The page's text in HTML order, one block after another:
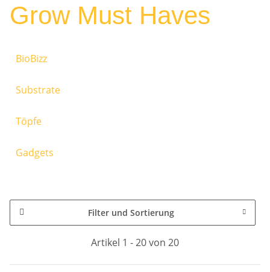
Grow Must Haves
BioBizz
Substrate
Töpfe
Gadgets
Filter und Sortierung
Artikel 1 - 20 von 20